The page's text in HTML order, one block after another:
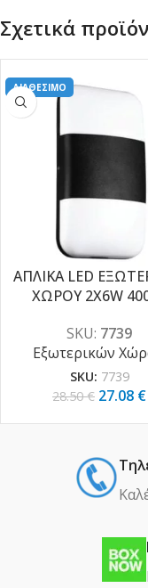
Σχετικά
ΔΙΑΘΕΣΙΜΟ
ΑΠΛΙΚΑ LED
ΧΩΡΟΥ 2X6W
SKU: 7739
Εξωτερικών
SKU: 7739
28.50€ 27.08 €